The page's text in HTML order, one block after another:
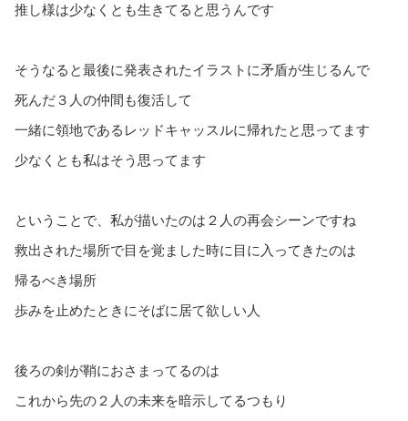
推し様は少なくとも生きてると思うんです
そうなると最後に発表されたイラストに矛盾が生じるんで
死んだ３人の仲間も復活して
一緒に領地であるレッドキャッスルに帰れたと思ってます
少なくとも私はそう思ってます
ということで、私が描いたのは２人の再会シーンですね
救出された場所で目を覚ました時に目に入ってきたのは
帰るべき場所
歩みを止めたときにそばに居て欲しい人
後ろの剣が鞘におさまってるのは
これから先の２人の未来を暗示してるつもり